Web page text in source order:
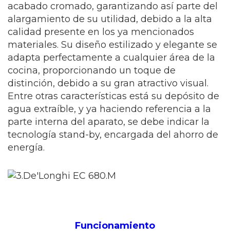
acabado cromado, garantizando así parte del
alargamiento de su utilidad, debido a la alta
calidad presente en los ya mencionados
materiales. Su diseño estilizado y elegante se
adapta perfectamente a cualquier área de la
cocina, proporcionando un toque de
distinción, debido a su gran atractivo visual.
Entre otras características está su depósito de
agua extraíble, y ya haciendo referencia a la
parte interna del aparato, se debe indicar la
tecnología stand-by, encargada del ahorro de
energía.
Funcionamiento